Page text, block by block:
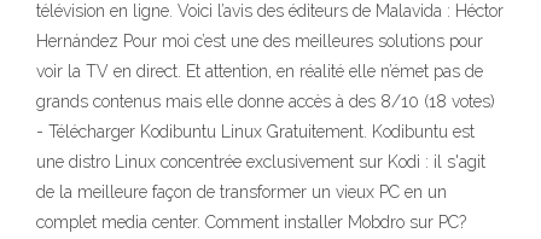
télévision en ligne. Voici l’avis des éditeurs de Malavida : Héctor
Hernández Pour moi c’est une des meilleures solutions pour
voir la TV en direct. Et attention, en réalité elle n’émet pas de
grands contenus mais elle donne accès à des 8/10 (18 votes)
- Télécharger Kodibuntu Linux Gratuitement. Kodibuntu est
une distro Linux concentrée exclusivement sur Kodi : il s'agit
de la meilleure façon de transformer un vieux PC en un
complet media center. Comment installer Mobdro sur PC?